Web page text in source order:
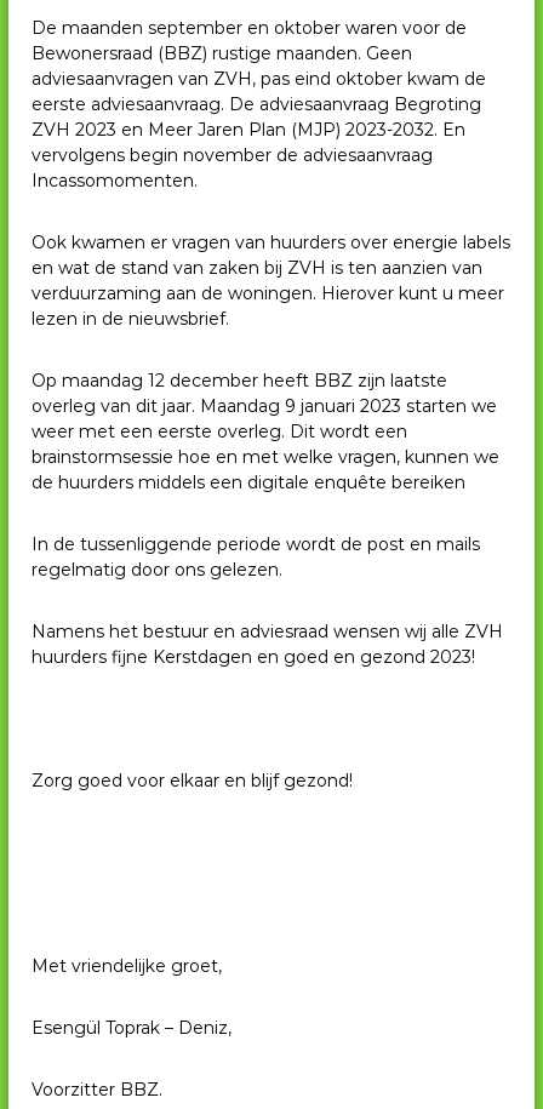
V
H
De maanden september en oktober waren voor de
Bewonersraad (BBZ) rustige maanden. Geen
adviesaanvragen van ZVH, pas eind oktober kwam de
eerste adviesaanvraag. De adviesaanvraag Begroting
ZVH 2023 en Meer Jaren Plan (MJP) 2023-2032. En
vervolgens begin november de adviesaanvraag
Incassomomenten.
Ook kwamen er vragen van huurders over energie labels
en wat de stand van zaken bij ZVH is ten aanzien van
verduurzaming aan de woningen. Hierover kunt u meer
lezen in de nieuwsbrief.
Op maandag 12 december heeft BBZ zijn laatste
overleg van dit jaar. Maandag 9 januari 2023 starten we
weer met een eerste overleg. Dit wordt een
brainstormsessie hoe en met welke vragen, kunnen we
de huurders middels een digitale enquête bereiken
In de tussenliggende periode wordt de post en mails
regelmatig door ons gelezen.
Namens het bestuur en adviesraad wensen wij alle ZVH
huurders fijne Kerstdagen en goed en gezond 2023!
Zorg goed voor elkaar en blijf gezond!
Met vriendelijke groet,
Esengül Toprak – Deniz,
Voorzitter BBZ.